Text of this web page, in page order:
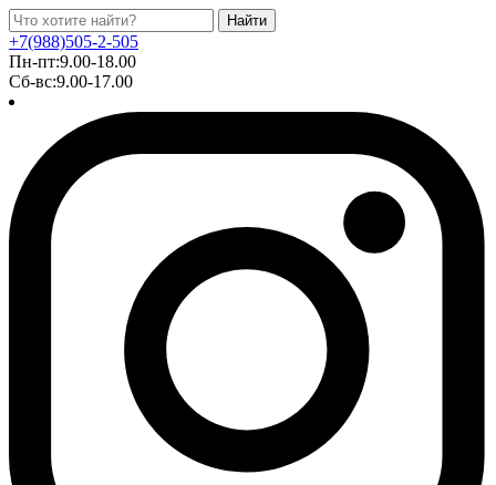
Найти
+7(988)505-2-505
Пн-пт:9.00-18.00
Сб-вс:9.00-17.00